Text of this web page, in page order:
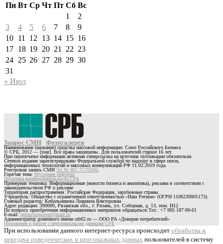
Пн Вт Ср Чт Пт Сб Вс
1
2
3
4 5 6 7 8
9
10 11 12 13 14 15 16
17 18 19 20 21 22 23
24 25 26 27 28 29 30
31
« Июл
Запрос СМИ Фотогалерея
Наименование (название) средства массовой информации: Союз Российского Бизнеса
© СРБ, 2012 — [year]. Все права защищены. Для пользователей старше 16 лет.
При перепечатке информации активная гиперссылка на источник публикации обязательна
Сетевое издание зарегистрировано Федеральной службой по надзору в сфере связи,
информационных технологий и массовых коммуникаций РФ 11.02.2019 года.
Реестровая запись СМИ Эл № ФС 77-75045
Горячая тема: Мусорная реформа
Политика конфиденциальности СРБ
Примерная тематика: Информационная (новости бизнеса и аналитика), реклама в соответствии с
законодательством РФ о рекламе
Территория распространения: Российская Федерация, зарубежные страны
Учредитель: Общество с ограниченной ответственностью «Наш Регион» (ОГРН 1106230001173)
Главный редактор: Кибальникова Людмила Викторовна
Адрес редакции: 390000, Рязанская обл., г. Рязань, ул. Соборная, д. 13, пом. Н12
По вопросу приобретения информационных материалов обращаться:Тел.: +7 905 187-90-61
E-mail:opora-torgsovet@mail.ru
Администратор доменного имени srb62.ru — ООО РА «Доверие потребителей»
Положение о работе с персональными данными СРБ
При использовании данного интернет-ресурса происходит обработка и
передача поведенческих и персональных данных пользователей в систему